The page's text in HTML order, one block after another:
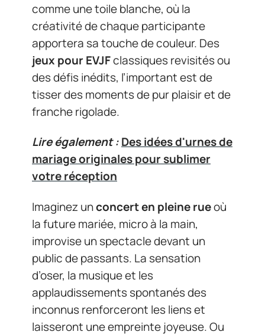
comme une toile blanche, où la
créativité de chaque participante
apportera sa touche de couleur. Des
jeux pour EVJFclassiques revisités ou
des défis inédits, l’important est de
tisser des moments de pur plaisir et de
franche rigolade.
Lire également :Des idées d'urnes de
mariage originales pour sublimer
votre réception
Imaginez unconcert en pleine rueoù
la future mariée, micro à la main,
improvise un spectacle devant un
public de passants. La sensation
d’oser, la musique et les
applaudissements spontanés des
inconnus renforceront les liens et
laisseront une empreinte joyeuse. Ou